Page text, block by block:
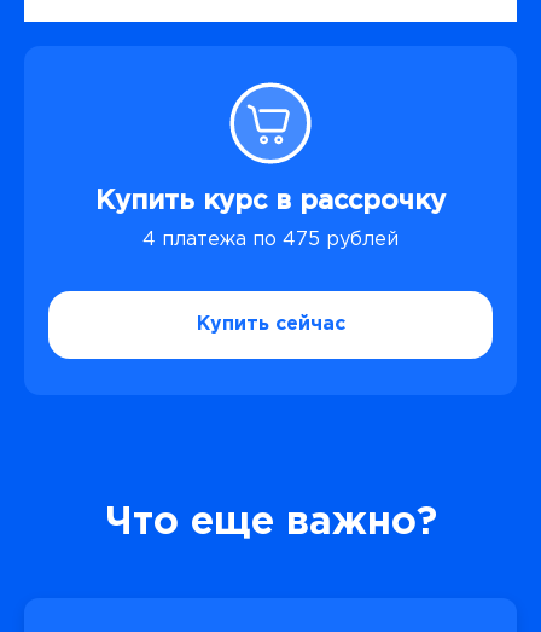
Купить курс в рассрочку
4 платежа по 475 рублей
Купить сейчас
Что еще важно?